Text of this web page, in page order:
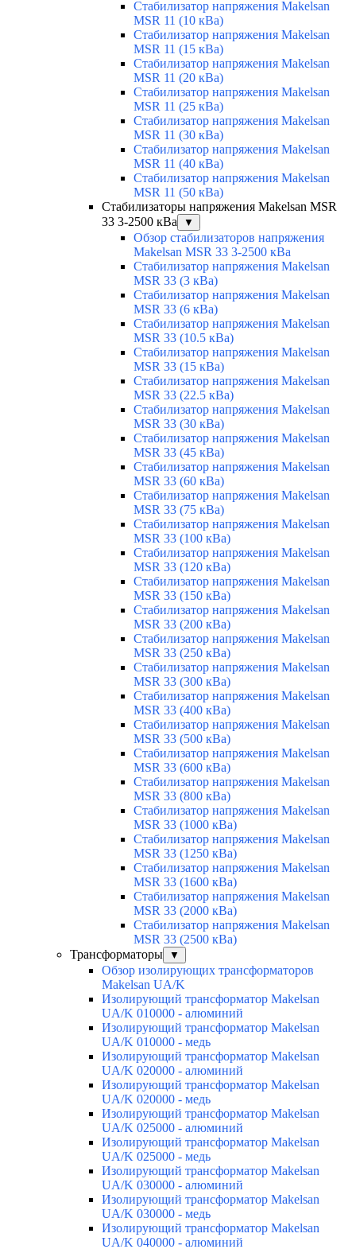
Стабилизатор напряжения Makelsan
MSR 11 (10 кВа)
Стабилизатор напряжения Makelsan
MSR 11 (15 кВа)
Стабилизатор напряжения Makelsan
MSR 11 (20 кВа)
Стабилизатор напряжения Makelsan
MSR 11 (25 кВа)
Стабилизатор напряжения Makelsan
MSR 11 (30 кВа)
Стабилизатор напряжения Makelsan
MSR 11 (40 кВа)
Стабилизатор напряжения Makelsan
MSR 11 (50 кВа)
Стабилизаторы напряжения Makelsan MSR
33 3-2500 кВа
▼
Обзор стабилизаторов напряжения
Makelsan MSR 33 3-2500 кВа
Стабилизатор напряжения Makelsan
MSR 33 (3 кВа)
Стабилизатор напряжения Makelsan
MSR 33 (6 кВа)
Стабилизатор напряжения Makelsan
MSR 33 (10.5 кВа)
Стабилизатор напряжения Makelsan
MSR 33 (15 кВа)
Стабилизатор напряжения Makelsan
MSR 33 (22.5 кВа)
Стабилизатор напряжения Makelsan
MSR 33 (30 кВа)
Стабилизатор напряжения Makelsan
MSR 33 (45 кВа)
Стабилизатор напряжения Makelsan
MSR 33 (60 кВа)
Стабилизатор напряжения Makelsan
MSR 33 (75 кВа)
Стабилизатор напряжения Makelsan
MSR 33 (100 кВа)
Стабилизатор напряжения Makelsan
MSR 33 (120 кВа)
Стабилизатор напряжения Makelsan
MSR 33 (150 кВа)
Стабилизатор напряжения Makelsan
MSR 33 (200 кВа)
Стабилизатор напряжения Makelsan
MSR 33 (250 кВа)
Стабилизатор напряжения Makelsan
MSR 33 (300 кВа)
Стабилизатор напряжения Makelsan
MSR 33 (400 кВа)
Стабилизатор напряжения Makelsan
MSR 33 (500 кВа)
Стабилизатор напряжения Makelsan
MSR 33 (600 кВа)
Стабилизатор напряжения Makelsan
MSR 33 (800 кВа)
Стабилизатор напряжения Makelsan
MSR 33 (1000 кВа)
Стабилизатор напряжения Makelsan
MSR 33 (1250 кВа)
Стабилизатор напряжения Makelsan
MSR 33 (1600 кВа)
Стабилизатор напряжения Makelsan
MSR 33 (2000 кВа)
Стабилизатор напряжения Makelsan
MSR 33 (2500 кВа)
Трансформаторы
▼
Обзор изолирующих трансформаторов
Makelsan UA/K
Изолирующий трансформатор Makelsan
UA/K 010000 - алюминий
Изолирующий трансформатор Makelsan
UA/K 010000 - медь
Изолирующий трансформатор Makelsan
UA/K 020000 - алюминий
Изолирующий трансформатор Makelsan
UA/K 020000 - медь
Изолирующий трансформатор Makelsan
UA/K 025000 - алюминий
Изолирующий трансформатор Makelsan
UA/K 025000 - медь
Изолирующий трансформатор Makelsan
UA/K 030000 - алюминий
Изолирующий трансформатор Makelsan
UA/K 030000 - медь
Изолирующий трансформатор Makelsan
UA/K 040000 - алюминий